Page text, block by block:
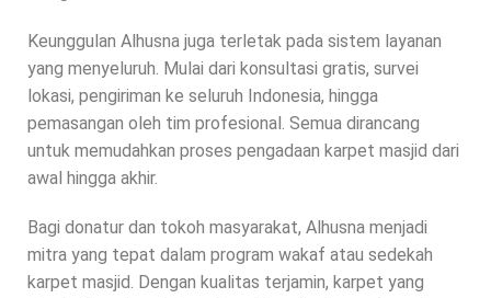
Keunggulan Alhusna juga terletak pada sistem layanan
yang menyeluruh. Mulai dari konsultasi gratis, survei
lokasi, pengiriman ke seluruh Indonesia, hingga
pemasangan oleh tim profesional. Semua dirancang
untuk memudahkan proses pengadaan karpet masjid dari
awal hingga akhir.
Bagi donatur dan tokoh masyarakat, Alhusna menjadi
mitra yang tepat dalam program wakaf atau sedekah
karpet masjid. Dengan kualitas terjamin, karpet yang